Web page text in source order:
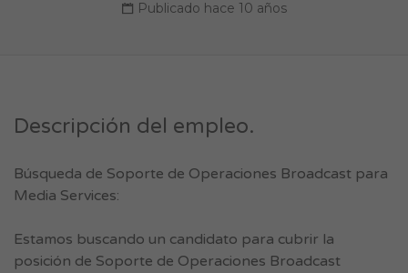
Publicado hace 10 años
Descripción del empleo.
Búsqueda de Soporte de Operaciones Broadcast para
Media Services:
Estamos buscando un candidato para cubrir la
posición de Soporte de Operaciones Broadcast